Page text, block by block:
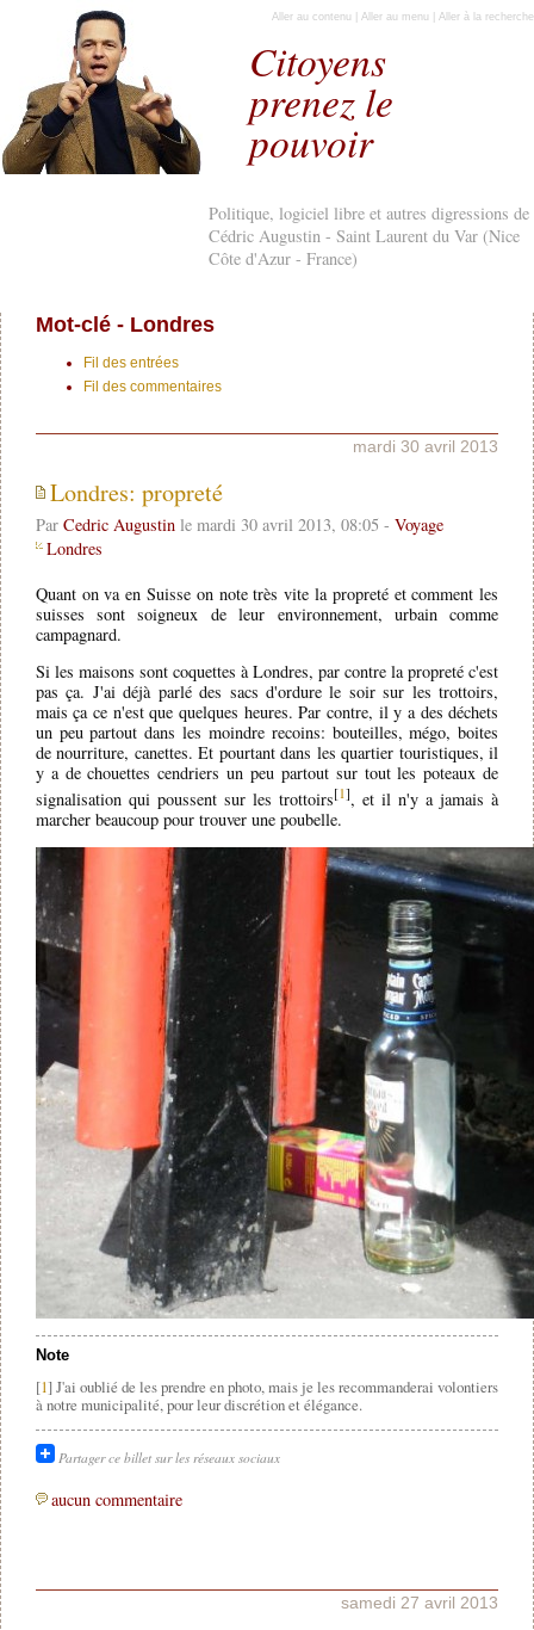
Citoyens
prenez le
pouvoir
Politique, logiciel libre et autres digressions de
Cédric Augustin - Saint Laurent du Var (Nice
Côte d'Azur - France)
Aller au contenu Aller au menu Aller à la recherche
Mot-clé - Londres
Fil des entrées
Fil des commentaires
mardi 30 avril 2013
Londres: propreté
Par Cedric Augustinle mardi 30 avril 2013, 08:05 - Voyage
Londres
Quant on va en Suisse on note très vite la propreté et comment les
suisses sont soigneux de leur environnement, urbain comme
campagnard.
Si les maisons sont coquettes à Londres, par contre la propreté c'est
pas ça. J'ai déjà parlé des sacs d'ordure le soir sur les trottoirs,
mais ça ce n'est que quelques heures. Par contre, il y a des déchets
un peu partout dans les moindre recoins: bouteilles, mégo, boites
de nourriture, canettes. Et pourtant dans les quartier touristiques, il
y a de chouettes cendriers un peu partout sur tout les poteaux de
signalisation qui poussent sur les trottoirs[1], et il n'y a jamais à
marcher beaucoup pour trouver une poubelle.
Note
[1] J'ai oublié de les prendre en photo, mais je les recommanderai volontiers
à notre municipalité, pour leur discrétion et élégance.
Partager ce billet sur les réseaux sociaux
aucun commentaire
samedi 27 avril 2013